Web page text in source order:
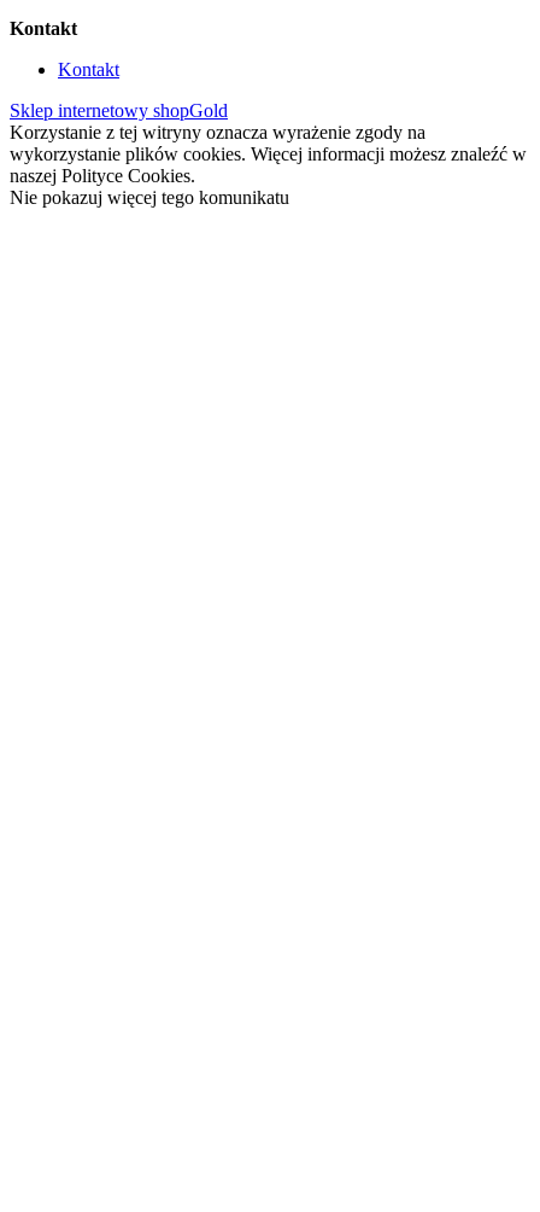
Kontakt
Kontakt
Sklep internetowy shopGold
Korzystanie z tej witryny oznacza wyrażenie zgody na
wykorzystanie plików cookies. Więcej informacji możesz znaleźć w
naszej Polityce Cookies.
Nie pokazuj więcej tego komunikatu